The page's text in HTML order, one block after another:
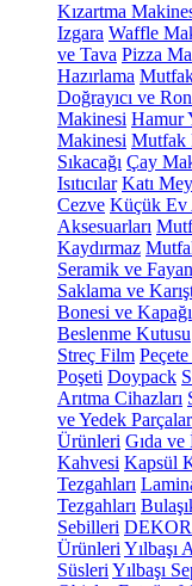
Kızartma
Izgara Waffle
ve Tava Pizza
Hazırlama Mutfak
Doğrayıcı ve
Makinesi Hamur
Makinesi Mutfak
Sıkacağı Çay
Isıtıcılar Katı
Cezve Küçük Ev
Aksesuarları
Kaydırmaz
Seramik ve
Saklama ve
Bonesi ve Kapağı
Beslenme Kutusu
Streç Film
Poşeti Doypack
Arıtma Cihazları
ve Yedek
Ürünleri Gıda ve
Kahvesi Kapsül
Tezgahları
Tezgahları
Sebilleri
Ürünleri Yılbaşı
Süsleri Yılbaşı